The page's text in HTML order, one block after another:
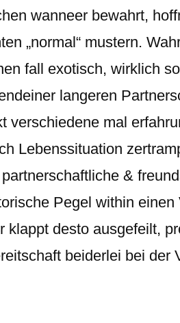
wanneer bewahrt,
„normal“ mustern.
fall exotisch, wirklich
langeren
verschiedene mal
Lebenssituation
&
Pegel within einen
klappt desto ausgefeilt,
beiderlei bei der